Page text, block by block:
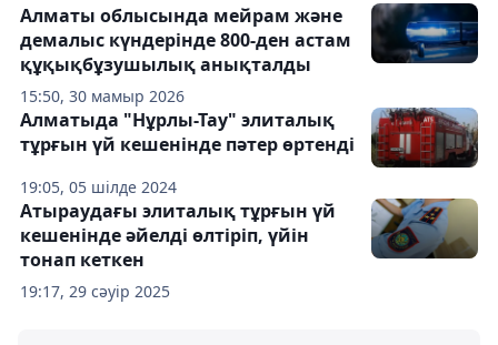
15:50, 30 мамыр 2026
Алматы облысында мейрам және
демалыс күндерінде 800-ден астам
құқықбұзушылық анықталды
19:05, 05 шілде 2024
Алматыда "Нұрлы-Тау" элиталық
тұрғын үй кешенінде пәтер өртенді
19:17, 29 сәуір 2025
Атыраудағы элиталық тұрғын үй
кешенінде әйелді өлтіріп, үйін
тонап кеткен